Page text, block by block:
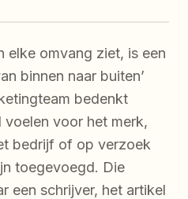
elke omvang ziet, is een
binnen naar buiten’
bedenkt
voor het merk,
bedrijf of op verzoek
toegevoegd. Die
een schrijver, het artikel